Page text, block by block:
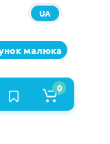
UA
малюка
0